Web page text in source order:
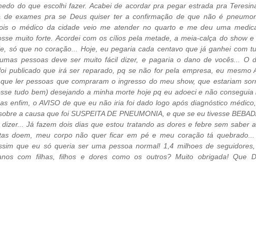
do que escolhi fazer. Acabei de acordar pra pegar estrada pra
de exames pra se Deus quiser ter a confirmação de que não é
o médico da cidade veio me atender no quarto e me deu uma
muito forte. Acordei com os cílios pela metade, a meia-calça do show
só que no coração... Hoje, eu pegaria cada centavo que já ganhei com
pessoas deve ser muito fácil dizer, e pagaria o dano de vocês... O
publicado que irá ser reparado, pq se não for pela empresa, eu mesmo
ler pessoas que compraram o ingresso do meu show, que estariam
tudo bem) desejando a minha morte hoje pq eu adoeci e não conseguia
enfim, o AVISO de que eu não iria foi dado logo após diagnóstico
a causa que foi SUSPEITA DE PNEUMONIA, e que se eu tivesse
Já fazem dois dias que estou tratando as dores e febre sem saber a
doem, meu corpo não quer ficar em pé e meu coração tá
que eu só queria ser uma pessoa normal! 1,4 milhoes de
com filhas, filhos e dores como os outros? Muito obrigada! Que